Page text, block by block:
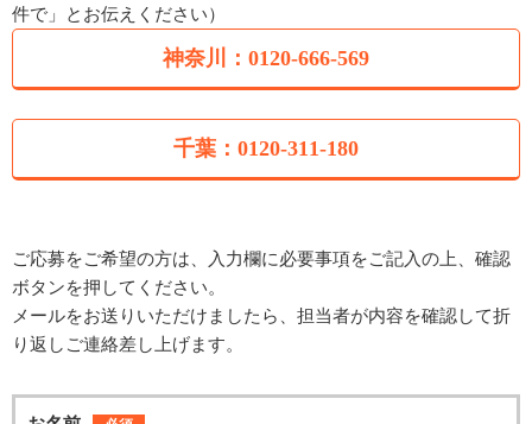
件で」とお伝えください）
神奈川：0120-666-569
千葉：0120-311-180
ご応募をご希望の方は、入力欄に必要事項をご記入の上、確認
ボタンを押してください。
メールをお送りいただけましたら、担当者が内容を確認して折
り返しご連絡差し上げます。